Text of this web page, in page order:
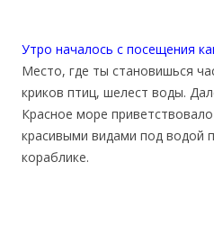
Утро началось с посещения
Место, где ты становишься
криков птиц, шелест воды.
Красное море
красивыми видами под водой
кораблике.